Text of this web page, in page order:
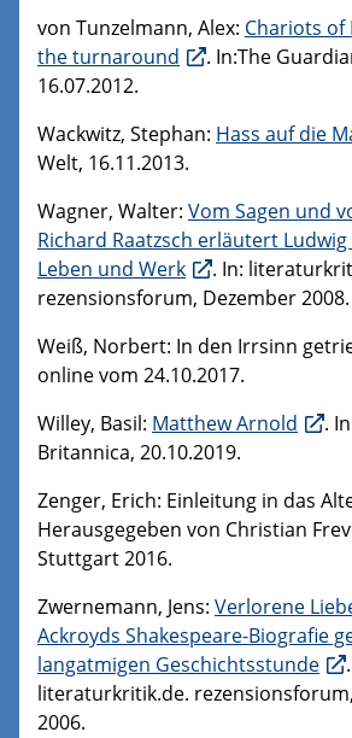
von Tunzelmann, Alex: Chariots of
the turnaround
. In:The
16.07.2012.
Wackwitz, Stephan: Hass auf die
Welt, 16.11.2013.
Wagner, Walter: Vom Sagen und
Richard Raatzsch erläutert
Leben und Werk
. In:
rezensionsforum, Dezember 2008.
Weiß, Norbert: In den Irrsinn
online vom 24.10.2017.
Willey, Basil: Matthew Arnold
.
Britannica, 20.10.2019.
Zenger, Erich: Einleitung in das
Herausgegeben von Christian
Stuttgart 2016.
Zwernemann, Jens: Verlorene
Ackroyds Shakespeare-Biografie
langatmigen Geschichtsstunde
literaturkritik.de.
2006.